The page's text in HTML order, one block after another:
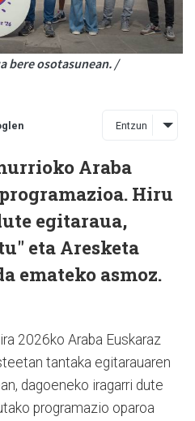
bere osotasunean. /
Entzun
Araba
Hiru
egitaraua,
eta Aresketa
emateko asmoz.
2026ko Araba Euskaraz
tantaka egitarauaren
dagoeneko iragarri dute
programazio oparoa